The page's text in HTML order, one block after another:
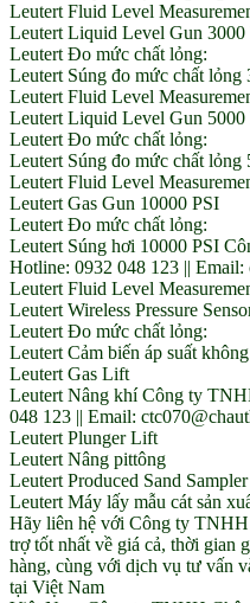
Leutert Fluid Level
Leutert Liquid Level Gun 3000
Leutert Đo mức chất lỏng:
Leutert Súng đo mức chất lỏng
Leutert Fluid Level
Leutert Liquid Level Gun 5000
Leutert Đo mức chất lỏng:
Leutert Súng đo mức chất lỏng
Leutert Fluid Level
Leutert Gas Gun 10000 PSI
Leutert Đo mức chất lỏng:
Leutert Súng hơi 10000 PSI
Hotline: 0932 048 123 ||
Leutert Fluid Level
Leutert Wireless Pressure
Leutert Đo mức chất lỏng:
Leutert Cảm biến áp suất
Leutert Gas Lift
Leutert Nâng khí Công ty
048 123 || Email:
Leutert Plunger Lift
Leutert Nâng pittông
Leutert Produced Sand Sampler
Leutert Máy lấy mẫu cát sản
Hãy liên hệ với Công ty
trợ tốt nhất về giá cả, thời gian
hàng, cùng với dịch vụ tư vấn
tại Việt Nam